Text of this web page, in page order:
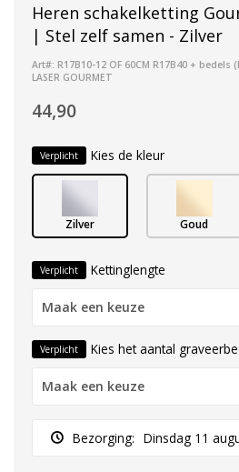
Heren schakelketting
| Stel zelf samen - Zilver
Art#: R17B10-12 OF 60CM R17B40 +
LASER GOURMET
44,90
Verplicht Kies de kleur
Zilver Goud
Verplicht Kettinglengte
Maak een keuze
Verplicht Kies het aantal
Maak een keuze
Bezorging: Dinsdag 11